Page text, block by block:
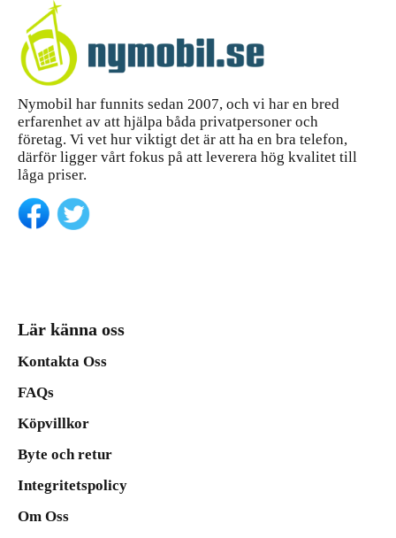
Nymobil har funnits sedan 2007, och vi har en bred
erfarenhet av att hjälpa båda privatpersoner och
företag. Vi vet hur viktigt det är att ha en bra telefon,
därför ligger vårt fokus på att leverera hög kvalitet till
låga priser.
Lär känna oss
Kontakta Oss
FAQs
Köpvillkor
Byte och retur
Integritetspolicy
Om Oss